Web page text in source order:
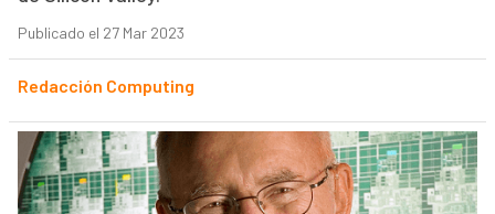
Publicado el 27 Mar 2023
Redacción Computing